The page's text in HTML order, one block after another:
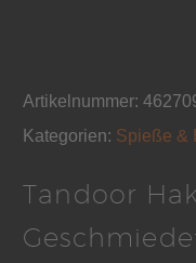
Artikelnummer:
Kategorien: Spieße &
Tandoor